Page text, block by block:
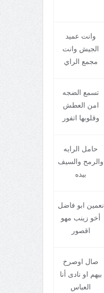
وانت عميد
الجيش وانت
مجمع الراي
تسمع الضجه
امن العطش
وقلوبها اتفور
حامل الرايه
والرمح والسيف
بيده
نعمين ابو فاضل
أخو زينب مهو
اقصور
صال اوصرخ
بيهم او نادی أنا
العباس